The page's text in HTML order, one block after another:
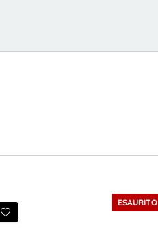
ESAURITO